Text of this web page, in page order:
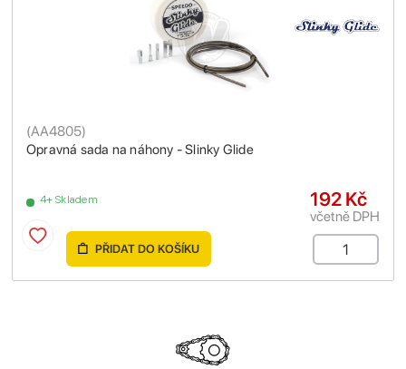
Opravná sada na náhony - Slinky Glide
(AA4805)
4+ Skladem 192 Kč
včetně DPH
PŘIDAT DO KOŠÍKU